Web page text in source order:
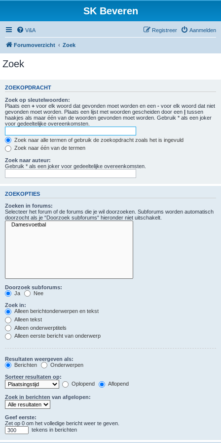
SK Beveren
V&A Aanmelden
Registreer
Forumoverzicht Zoek
Zoek
ZOEKOPDRACHT
Zoek op sleutelwoorden:
Plaats een + voor elk woord dat gevonden moet worden en een - voor elk woord dat niet
gevonden moet worden. Plaats een lijst met woorden gescheiden door een | tussen
haakjes als maar één van de woorden gevonden moet worden. Gebruik * als een joker
voor gedeeltelijke overeenkomsten.
Zoek naar alle termen of gebruik de zoekopdracht zoals het is ingevuld
Zoek naar één van de termen
Zoek naar auteur:
Gebruik * als een joker voor gedeeltelijke overeenkomsten.
ZOEKOPTIES
Zoeken in forums:
Selecteer het forum of de forums die je wil doorzoeken. Subforums worden automatisch
doorzocht als je “Doorzoek subforums“ hieronder niet uitschakelt.
Doorzoek subforums:
Ja
Nee
Zoek in:
Alleen berichtonderwerpen en tekst
Alleen tekst
Alleen onderwerptitels
Alleen eerste bericht van onderwerp
Resultaten weergeven als:
Berichten
Onderwerpen
Sorteer resultaten op:
Oplopend
Aflopend
Zoek in berichten van afgelopen:
Geef eerste:
Zet op 0 om het volledige bericht weer te geven.
tekens in berichten